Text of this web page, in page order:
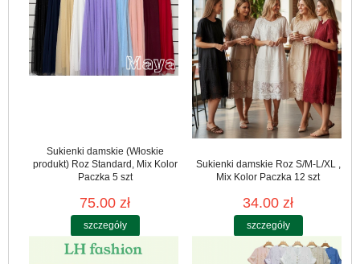
Sukienki damskie (Włoskie
produkt) Roz Standard, Mix Kolor
Paczka 5 szt
75.00 zł
szczegóły
Sukienki damskie Roz S/M-L/XL ,
Mix Kolor Paczka 12 szt
34.00 zł
szczegóły